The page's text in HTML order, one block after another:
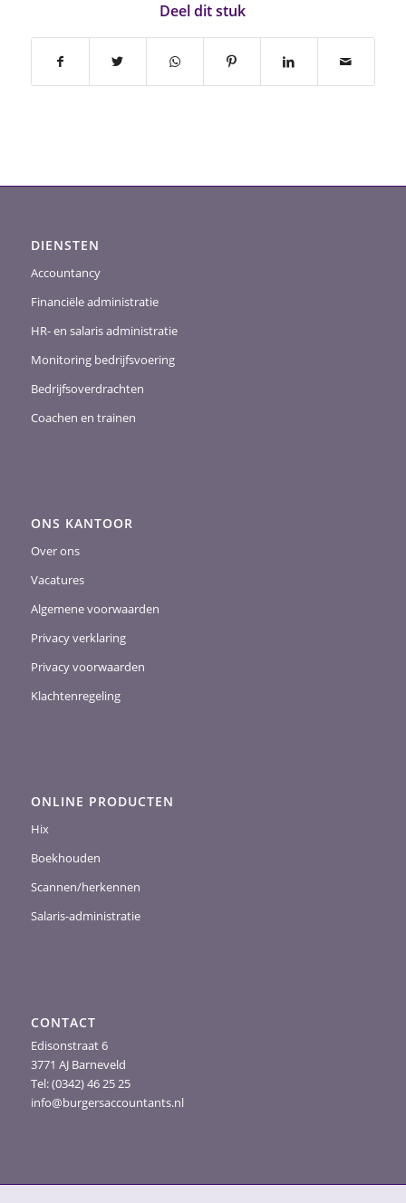
Deel dit stuk
DIENSTEN
Accountancy
Financiële administratie
HR- en salaris administratie
Monitoring bedrijfsvoering
Bedrijfsoverdrachten
Coachen en trainen
ONS KANTOOR
Over ons
Vacatures
Algemene voorwaarden
Privacy verklaring
Privacy voorwaarden
Klachtenregeling
ONLINE PRODUCTEN
Hix
Boekhouden
Scannen/herkennen
Salaris-administratie
CONTACT
Edisonstraat 6
3771 AJ Barneveld
Tel: (0342) 46 25 25
info@burgersaccountants.nl